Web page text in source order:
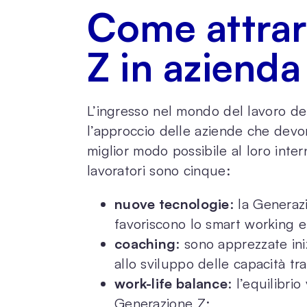
Come
Z in azienda
L’ingresso nel mondo del lavoro
l’approccio delle aziende che
miglior modo possibile al loro
lavoratori sono cinque:
nuove tecnologie: la
favoriscono lo smart working
coaching: sono apprezzate
allo sviluppo delle capacità
work-life balance:
Generazione Z;